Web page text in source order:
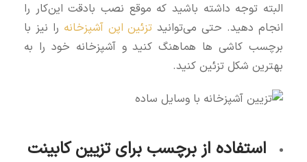
البته توجه داشته‌ باشید که موقع نصب بادقت این‌کار را
انجام دهید. حتی می‌توانید تزئین اپن آشپزخانه را نیز با
برچسب کاشی ها هماهنگ کنید و آشپزخانه خود را به
بهترین شکل تزئین کنید.
استفاده از برچسب برای تزیین کابینت‌